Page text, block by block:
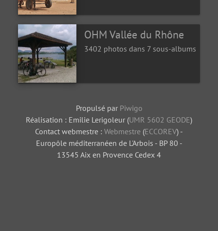
OHM Vallée du Rhône
3402 photos dans 7 sous-albums
Propulsé par Piwigo
Réalisation : Emilie Lerigoleur (UMR 5602 GEODE)
Contact webmestre : Webmestre (ECCOREV) -
Europôle méditerranéen de L'Arbois - BP 80 -
13545 Aix en Provence Cedex 4